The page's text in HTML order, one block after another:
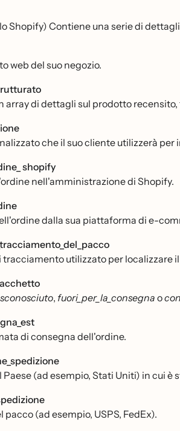
Shopify) Contiene una serie di
web del suo negozio.
array di dettagli sul prodotto
che il suo cliente utilizzerà per
shopify
nell'amministrazione di Shopify.
dalla sua piattaforma di e-
tracciamento utilizzato per localizzare
sconosciuto, fuori_per_la_consegna o
di consegna dell'ordine.
Paese (ad esempio, Stati Uniti) in cui è
pacco (ad esempio, USPS, FedEx).